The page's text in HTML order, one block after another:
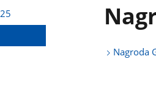
Nagroda